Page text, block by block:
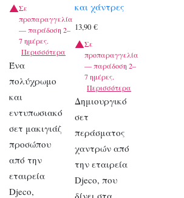
Σε
προπαραγγελία
— παράδοση 2–
7 ημέρες.
Περισσότερα
Ένα
πολύχρωμο
και
εντυπωσιακό
σετ μακιγιάζ
προσώπου
από την
εταιρεία
Djeco,
και χάντρες
13,90€
Σε
προπαραγγελία
— παράδοση 2–
7 ημέρες.
Περισσότερα
Δημιουργικό
σετ
περάσματος
χαντρών από
την εταιρεία
Djeco, που